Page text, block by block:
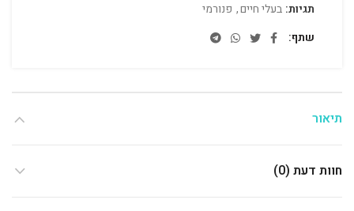
תגיות: בעלי חיים, פנורמי
שתף
תיאור
חוות דעת (0)